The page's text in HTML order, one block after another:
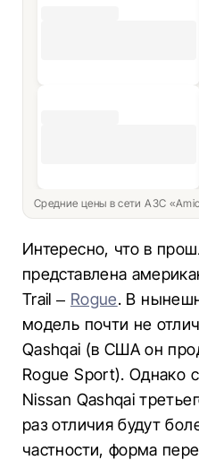
Средние цены в сети АЗС
Интересно, что в
представлена
Trail – Rogue. В
модель почти не
Qashqai (в США он
Rogue Sport). Однако
Nissan Qashqai
раз отличия будут
частности, форма